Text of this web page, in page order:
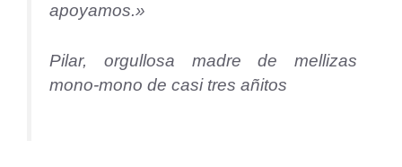
apoyamos.»
Pilar, orgullosa madre de mellizas
mono-mono de casi tres añitos